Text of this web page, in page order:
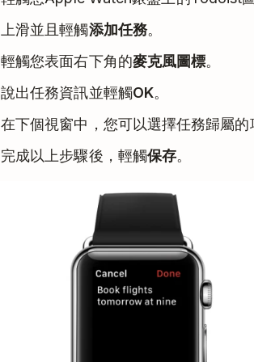
上滑並且輕觸添加任務。
輕觸您表面右下角的麥克風圖標。
說出任務資訊並輕觸OK。
在下個視窗中，您可以選擇任務歸屬的
完成以上步驟後，輕觸保存。